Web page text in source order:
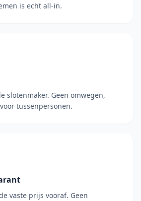
is echt all-in.
slotenmaker. Geen omwegen,
tussenpersonen.
vaste prijs vooraf. Geen